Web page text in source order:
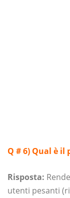
Q # 6) Qual è il
Risposta:
utenti pesanti